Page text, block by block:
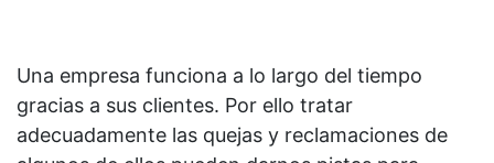
Una empresa funciona a lo largo del tiempo
gracias a sus clientes. Por ello tratar
adecuadamente las quejas y reclamaciones de